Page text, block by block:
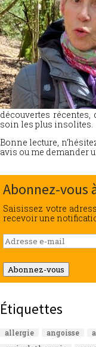
découvertes récentes,
soin les plus insolites.
Bonne lecture,
avis ou me demander
Abonnez-vous
Saisissez votre
recevoir une
Adresse
e-
mail
Abonnez-vous
Étiquettes
allergie angoisse